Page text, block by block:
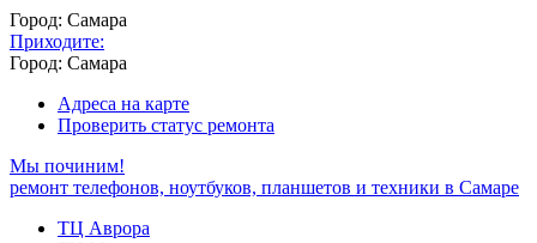
Город: Самара
Приходите:
Город: Самара
Адреса на карте
Проверить статус ремонта
Мы починим!
ремонт телефонов, ноутбуков, планшетов и техники в Самаре
ТЦ Аврора